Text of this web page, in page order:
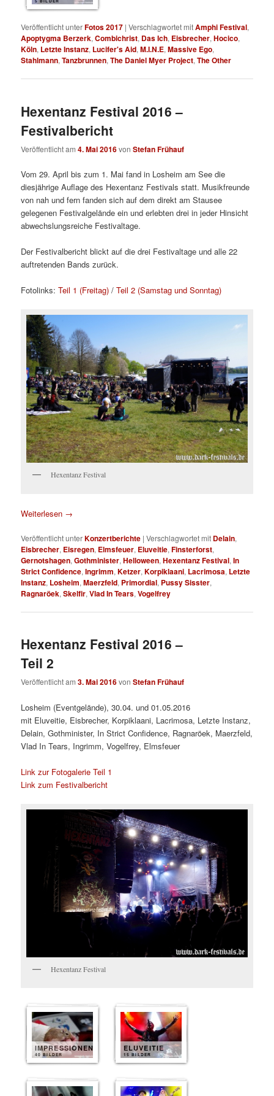
5 BILDER
Veröffentlicht unterFotos 2017 |Verschlagwortet mitAmphi Festival,
Apoptygma Berzerk,Combichrist, Das Ich, Eisbrecher,Hocico,
Köln, Letzte Instanz, Lucifer's Aid,M.I.N.E,Massive Ego,
Stahlmann,Tanzbrunnen,The Daniel Myer Project,The Other
Hexentanz Festival 2016 –
Festivalbericht
Veröffentlicht am4. Mai 2016vonStefan Frühauf
Vom 29. April bis zum 1. Mai fand in Losheim am See die
diesjährige Auflage des Hexentanz Festivals statt. Musikfreunde
von nah und fern fanden sich auf dem direkt am Stausee
gelegenen Festivalgelände ein und erlebten drei in jeder Hinsicht
abwechslungsreiche Festivaltage.
Der Festivalbericht blickt auf die drei Festivaltage und alle 22
auftretenden Bands zurück.
Fotolinks:Teil 1 (Freitag) /Teil 2 (Samstag und Sonntag)
Hexentanz Festival
Weiterlesen →
Veröffentlicht unterKonzertberichte |Verschlagwortet mit Delain,
Eisbrecher, Eisregen, Elmsfeuer, Eluveitie,Finsterforst,
Gernotshagen,Gothminister,Helloween,Hexentanz Festival,In
Strict Confidence,Ingrimm,Ketzer,Korpiklaani, Lacrimosa, Letzte
Instanz, Losheim,Maerzfeld, Primordial, Pussy Sisster,
Ragnaröek,Skelfir,Vlad In Tears,Vogelfrey
Hexentanz Festival 2016 –
Teil 2
Veröffentlicht am3. Mai 2016vonStefan Frühauf
Losheim (Eventgelände), 30.04. und 01.05.2016
mit Eluveitie, Eisbrecher, Korpiklaani, Lacrimosa, Letzte Instanz,
Delain, Gothminister, In Strict Confidence, Ragnaröek, Maerzfeld,
Vlad In Tears, Ingrimm, Vogelfrey, Elmsfeuer
Link zur Fotogalerie Teil 1
Link zum Festivalbericht
Hexentanz Festival
IMPRESSIONEN
40 BILDER
ELUVEITIE
15 BILDER